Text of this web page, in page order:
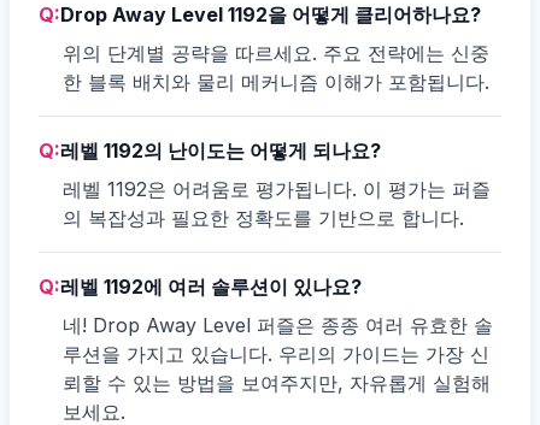
Q:Drop Away Level 1192을 어떻게 클리어하나요?
위의 단계별 공략을 따르세요. 주요 전략에는 신중
한 블록 배치와 물리 메커니즘 이해가 포함됩니다.
Q:레벨 1192의 난이도는 어떻게 되나요?
레벨 1192은 어려움로 평가됩니다. 이 평가는 퍼즐
의 복잡성과 필요한 정확도를 기반으로 합니다.
Q:레벨 1192에 여러 솔루션이 있나요?
네! Drop Away Level 퍼즐은 종종 여러 유효한 솔
루션을 가지고 있습니다. 우리의 가이드는 가장 신
뢰할 수 있는 방법을 보여주지만, 자유롭게 실험해
보세요.